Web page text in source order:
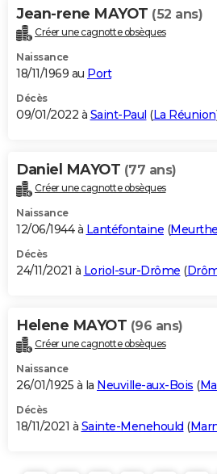
Jean-rene MAYOT (52 ans)
Créer une cagnotte obsèques
Naissance
18/11/1969 au Port
Décès
09/01/2022 à Saint-Paul (La Réunion
Daniel MAYOT (77 ans)
Créer une cagnotte obsèques
Naissance
12/06/1944 à Lantéfontaine (
Décès
24/11/2021 à Loriol-sur-Drôme (
Helene MAYOT (96 ans)
Créer une cagnotte obsèques
Naissance
26/01/1925 à la Neuville-aux-Bois (
Décès
18/11/2021 à Sainte-Menehould (